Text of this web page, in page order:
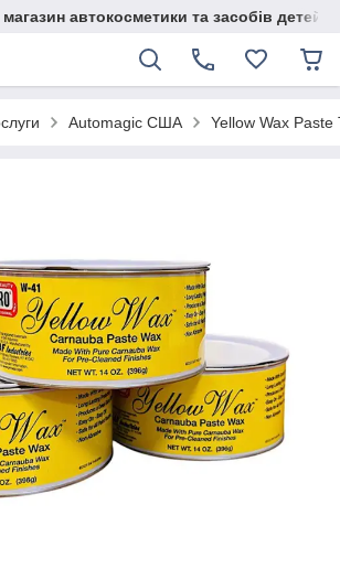
автокосметики та засобів
Automagic США Yellow Wax Paste